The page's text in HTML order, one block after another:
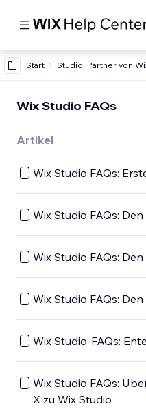
Start Studio, Partner von
Wix Studio FAQs
Artikel
Wix Studio FAQs:
Wix Studio FAQs:
Wix Studio FAQs:
Wix Studio FAQs:
Wix Studio-FAQs:
Wix Studio FAQs:
X zu Wix Studio